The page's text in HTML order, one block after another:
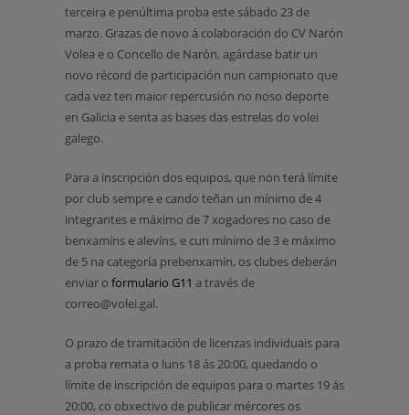
terceira e penúltima proba este sábado 23 de
marzo. Grazas de novo á colaboración do CV Narón
Volea e o Concello de Narón, agárdase batir un
novo récord de participación nun campionato que
cada vez ten maior repercusión no noso deporte
en Galicia e senta as bases das estrelas do volei
galego.
Para a inscripción dos equipos, que non terá límite
por club sempre e cando teñan un mínimo de 4
integrantes e máximo de 7 xogadores no caso de
benxamíns e alevíns, e cun mínimo de 3 e máximo
de 5 na categoría prebenxamín, os clubes deberán
enviar o formulario G11 a través de
correo@volei.gal.
O prazo de tramitación de licenzas individuais para
a proba remata o luns 18 ás 20:00, quedando o
límite de inscripción de equipos para o martes 19 ás
20:00, co obxectivo de publicar mércores os